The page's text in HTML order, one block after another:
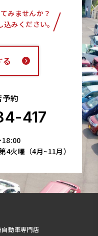
みませんか？
みください。
約
417
18:00
4火曜（4月~11月）
動車専門店